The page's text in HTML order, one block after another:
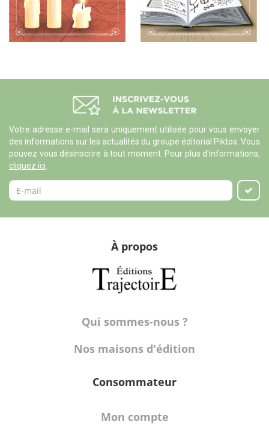
Votre adresse e-mail sera uniquement utilisée pour vous envoyer
des informations sur les actualités du groupe éditorial Piktos. Vous
pouvez vous désinscrire à tout moment. Pour plus d'informations,
cliquez ici
À propos
Qui sommes-nous ?
Nos maisons d'édition
Consommateur
Mon compte